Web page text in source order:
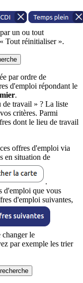
un ou tout
Tout réinitialiser ».
par ordre de
d'emploi répondant le
.
de travail » ? La liste
critères. Parmi
dont le lieu de travail
offres d'emploi via
en situation de
.
d'emploi que vous
d'emploi suivantes,
changer le
par exemple les trier